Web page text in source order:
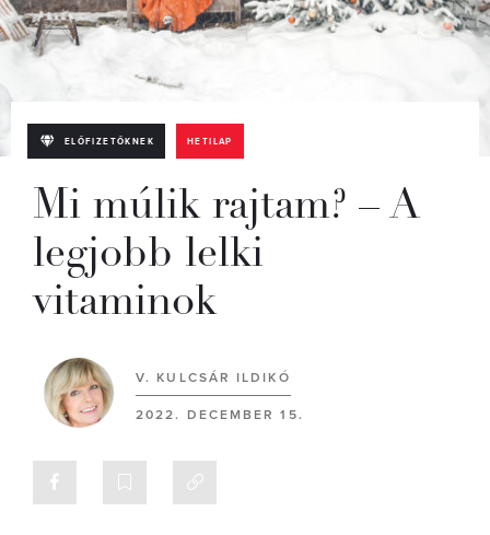
ELŐFIZETŐKNEK HETILAP
Mi múlik rajtam? – A
legjobb lelki
vitaminok
V. KULCSÁR ILDIKÓ
2022. DECEMBER 15.